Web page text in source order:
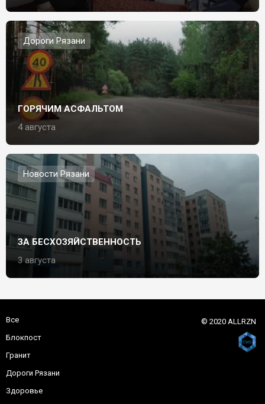
Дороги Рязани
ГОРЯЧИМ АСФАЛЬТОМ
4 августа
Новости Рязани
ЗА БЕСХОЗЯЙСТВЕННОСТЬ
3 августа
Все
Блокпост
Гранит
Дороги Рязани
Здоровье
© 2020 ALLRZN